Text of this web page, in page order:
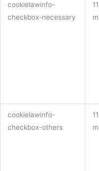
cookielawinfo-
checkbox-necessary
11
cookielawinfo-
checkbox-others
11